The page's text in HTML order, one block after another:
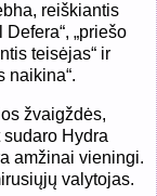
reiškiantis
„priešo
teisėjas“ ir
naikina“.
žvaigždės,
Hydra
amžinai vieningi.
valytojas.